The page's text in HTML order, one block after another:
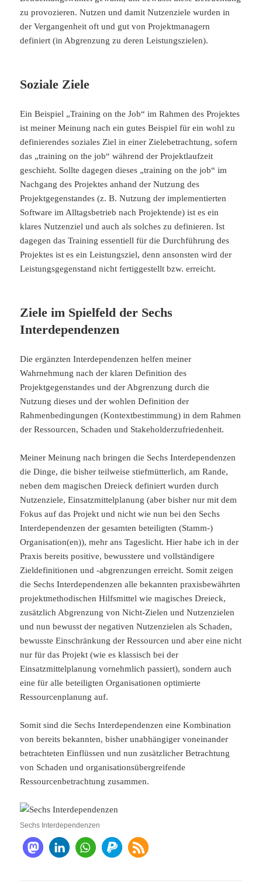
zu provozieren. Nutzen und damit Nutzenziele wurden in
der Vergangenheit oft und gut von Projektmanagern
definiert (in Abgrenzung zu deren Leistungszielen).
Soziale Ziele
Ein Beispiel „Training on the Job“ im Rahmen des Projektes
ist meiner Meinung nach ein gutes Beispiel für ein wohl zu
definierendes soziales Ziel in einer Zielebetrachtung, sofern
das „training on the job“ während der Projektlaufzeit
geschieht. Sollte dagegen dieses „training on the job“ im
Nachgang des Projektes anhand der Nutzung des
Projektgegenstandes (z. B. Nutzung der implementierten
Software im Alltagsbetrieb nach Projektende) ist es ein
klares Nutzenziel und auch als solches zu definieren. Ist
dagegen das Training essentiell für die Durchführung des
Projektes ist es ein Leistungsziel, denn ansonsten wird der
Leistungsgegenstand nicht fertiggestellt bzw. erreicht.
Ziele im Spielfeld der Sechs
Interdependenzen
Die ergänzten Interdependenzen helfen meiner
Wahrnehmung nach der klaren Definition des
Projektgegenstandes und der Abgrenzung durch die
Nutzung dieses und der wohlen Definition der
Rahmenbedingungen (Kontextbestimmung) in dem Rahmen
der Ressourcen, Schaden und Stakeholderzufriedenheit.
Meiner Meinung nach bringen die Sechs Interdependenzen
die Dinge, die bisher teilweise stiefmütterlich, am Rande,
neben dem magischen Dreieck definiert wurden durch
Nutzenziele, Einsatzmittelplanung (aber bisher nur mit dem
Fokus auf das Projekt und nicht wie nun bei den Sechs
Interdependenzen der gesamten beteiligten (Stamm-)
Organisation(en)), mehr ans Tageslicht. Hier habe ich in der
Praxis bereits positive, bewusstere und vollständigere
Zieldefinitionen und -abgrenzungen erreicht. Somit zeigen
die Sechs Interdependenzen alle bekannten praxisbewährten
projektmethodischen Hilfsmittel wie magisches Dreieck,
zusätzlich Abgrenzung von Nicht-Zielen und Nutzenzielen
und nun bewusst der negativen Nutzenzielen als Schaden,
bewusste Einschränkung der Ressourcen und aber eine nicht
nur für das Projekt (wie es klassisch bei der
Einsatzmittelplanung vornehmlich passiert), sondern auch
eine für alle beteiligten Organisationen optimierte
Ressourcenplanung auf.
Somit sind die Sechs Interdependenzen eine Kombination
von bereits bekannten, bisher unabhängiger voneinander
betrachteten Einflüssen und nun zusätzlicher Betrachtung
von Schaden und organisationsübergreifende
Ressourcenbetrachtung zusammen.
Sechs Interdependenzen